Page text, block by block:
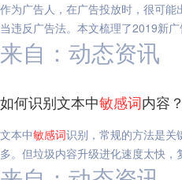
作为广告人，在广告投放时，很可
当违反广告法。本文梳理了2019新
来自：动态资讯
如何识别文本中敏感词内容
文本中敏感词识别，常规的方法是关
多。但垃圾内容升级进化速度太快